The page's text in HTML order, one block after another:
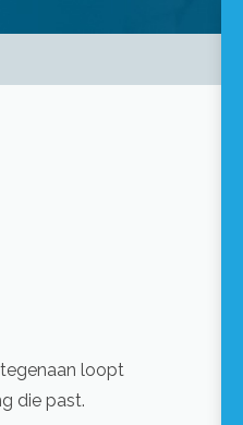
tegenaan loopt
die past.